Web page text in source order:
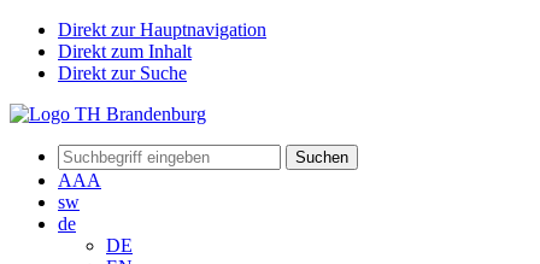
Direkt zur Hauptnavigation
Direkt zum Inhalt
Direkt zur Suche
Suchen
AAA
sw
de
DE